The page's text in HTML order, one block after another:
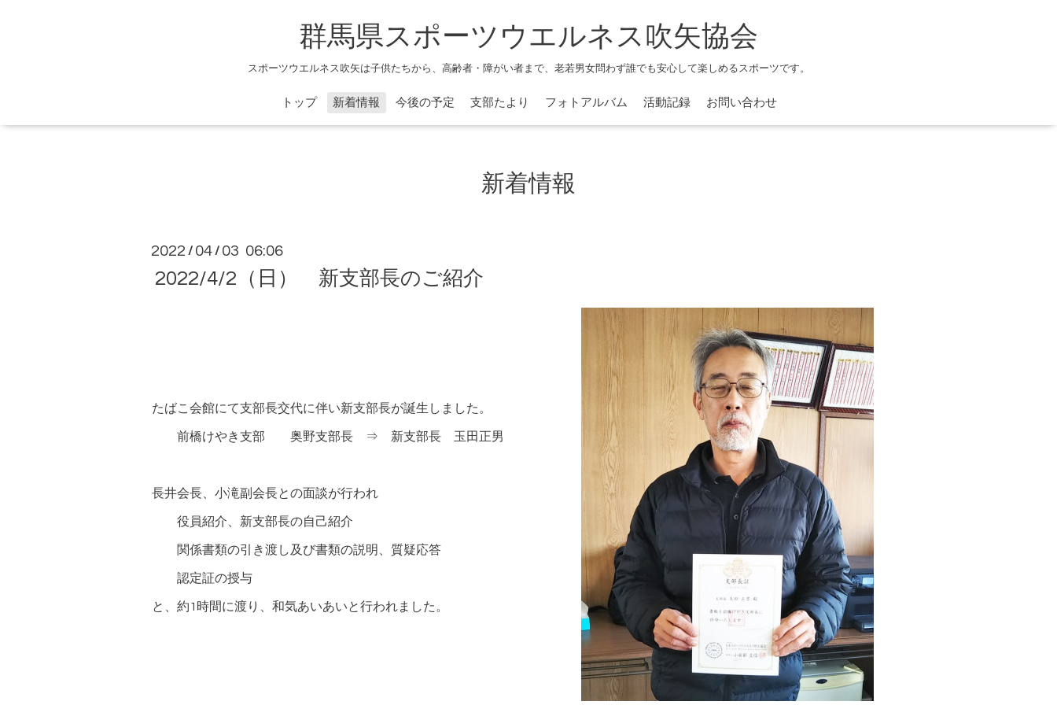
群馬県スポーツウエルネス吹矢協会
スポーツウエルネス吹矢は子供たちから、高齢者・障がい者まで、老若男女問わず誰でも安心して楽しめるスポーツです。
トップ 新着情報 今後の予定 支部たより フォトアルバム 活動記録 お問い合わせ
新着情報
2022 / 04 / 03 06:06
2022/4/2（日） 新支部長のご紹介
たばこ会館にて支部長交代に伴い新支部長が誕生しました。
前橋けやき支部 奥野支部長 ⇒ 新支部長 玉田正男
長井会長、小滝副会長との面談が行われ
役員紹介、新支部長の自己紹介
関係書類の引き渡し及び書類の説明、質疑応答
認定証の授与
と、約1時間に渡り、和気あいあいと行われました。